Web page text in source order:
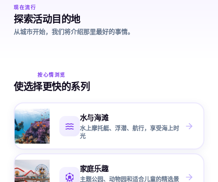
现在流行
探索活动目的地
从城市开始，我们将介绍那里最好的事情。
按心情浏览
使选择更快的系列
水与海滩
水上摩托艇、浮潜、航行，享受海上时
光
家庭乐趣
主题公园、动物园和适合儿童的精选景